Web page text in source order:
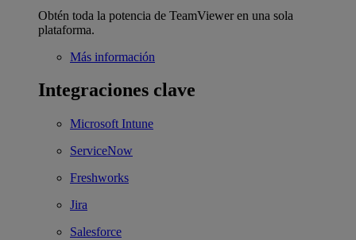
Obtén toda la potencia de TeamViewer en una sola
plataforma.
Más información
Integraciones clave
Microsoft Intune
ServiceNow
Freshworks
Jira
Salesforce